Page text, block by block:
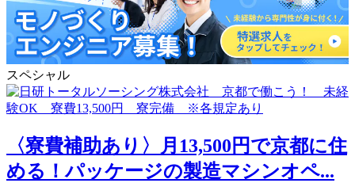
スペシャル
〈寮費補助あり〉月13,500円で京都に住
める！パッケージの製造マシンオペ...